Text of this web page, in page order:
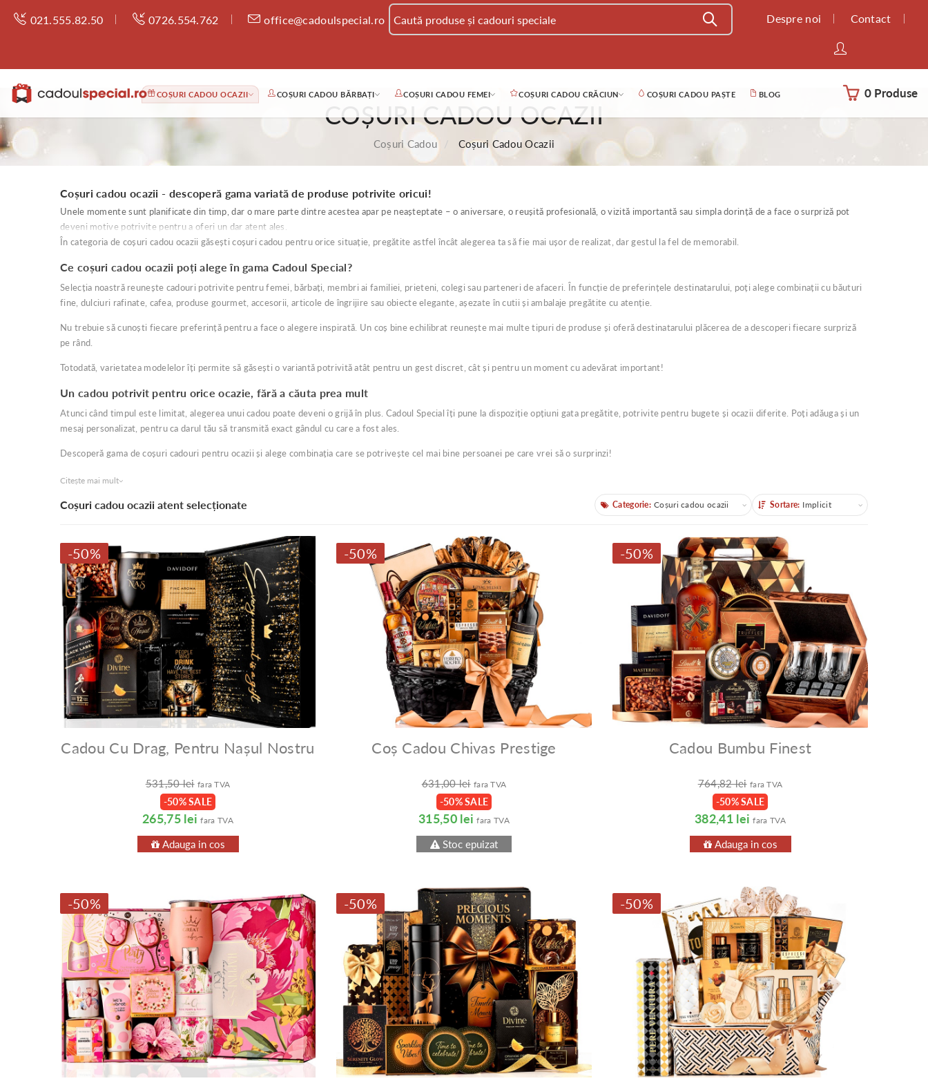
021.555.82.50 0726.554.762 office@cadoulspecial.ro Despre noi Contact
COȘURI CADOU OCAZII COȘURI CADOU BĂRBAȚI COȘURI CADOU FEMEI COȘURI CADOU CRĂCIUN COȘURI CADOU PAȘTE BLOG 0 Produse
COȘURI CADOU OCAZII
Coșuri Cadou Coșuri Cadou Ocazii
Coșuri cadou ocazii - descoperă gama variată de produse potrivite oricui!
Unele momente sunt planificate din timp, dar o mare parte dintre acestea apar pe neașteptate – o aniversare, o reușită profesională, o vizită importantă sau simpla dorință de a face o surpriză pot
deveni motive potrivite pentru a oferi un dar atent ales.
În categoria de coșuri cadou ocazii găsești coșuri cadou pentru orice situație, pregătite astfel încât alegerea ta să fie mai ușor de realizat, dar gestul la fel de memorabil.
Ce coșuri cadou ocazii poți alege în gama Cadoul Special?
Selecția noastră reunește cadouri potrivite pentru femei, bărbați, membri ai familiei, prieteni, colegi sau parteneri de afaceri. În funcție de preferințele destinatarului, poți alege combinații cu băuturi
fine, dulciuri rafinate, cafea, produse gourmet, accesorii, articole de îngrijire sau obiecte elegante, așezate în cutii și ambalaje pregătite cu atenție.
Nu trebuie să cunoști fiecare preferință pentru a face o alegere inspirată. Un coș bine echilibrat reunește mai multe tipuri de produse și oferă destinatarului plăcerea de a descoperi fiecare surpriză
pe rând.
Totodată, varietatea modelelor îți permite să găsești o variantă potrivită atât pentru un gest discret, cât și pentru un moment cu adevărat important!
Un cadou potrivit pentru orice ocazie, fără a căuta prea mult
Atunci când timpul este limitat, alegerea unui cadou poate deveni o grijă în plus. Cadoul Special îți pune la dispoziție opțiuni gata pregătite, potrivite pentru bugete și ocazii diferite. Poți adăuga și un
mesaj personalizat, pentru ca darul tău să transmită exact gândul cu care a fost ales.
Descoperă gama de coșuri cadouri pentru ocazii și alege combinația care se potrivește cel mai bine persoanei pe care vrei să o surprinzi!
Citește mai mult
Coșuri cadou ocazii atent selecționate Categorii
Categorie: Coșuri cadou ocazii Sortare
Sortare: Implicit
-50%
Cadou Cu Drag, Pentru Nașul Nostru
531,50 lei fara TVA
-50% SALE
265,75 lei fara TVA
Adauga in cos
-50%
Coș Cadou Chivas Prestige
631,00 lei fara TVA
-50% SALE
315,50 lei fara TVA
Stoc epuizat
-50%
Cadou Bumbu Finest
764,82 lei fara TVA
-50% SALE
382,41 lei fara TVA
Adauga in cos
-50% -50% -50%